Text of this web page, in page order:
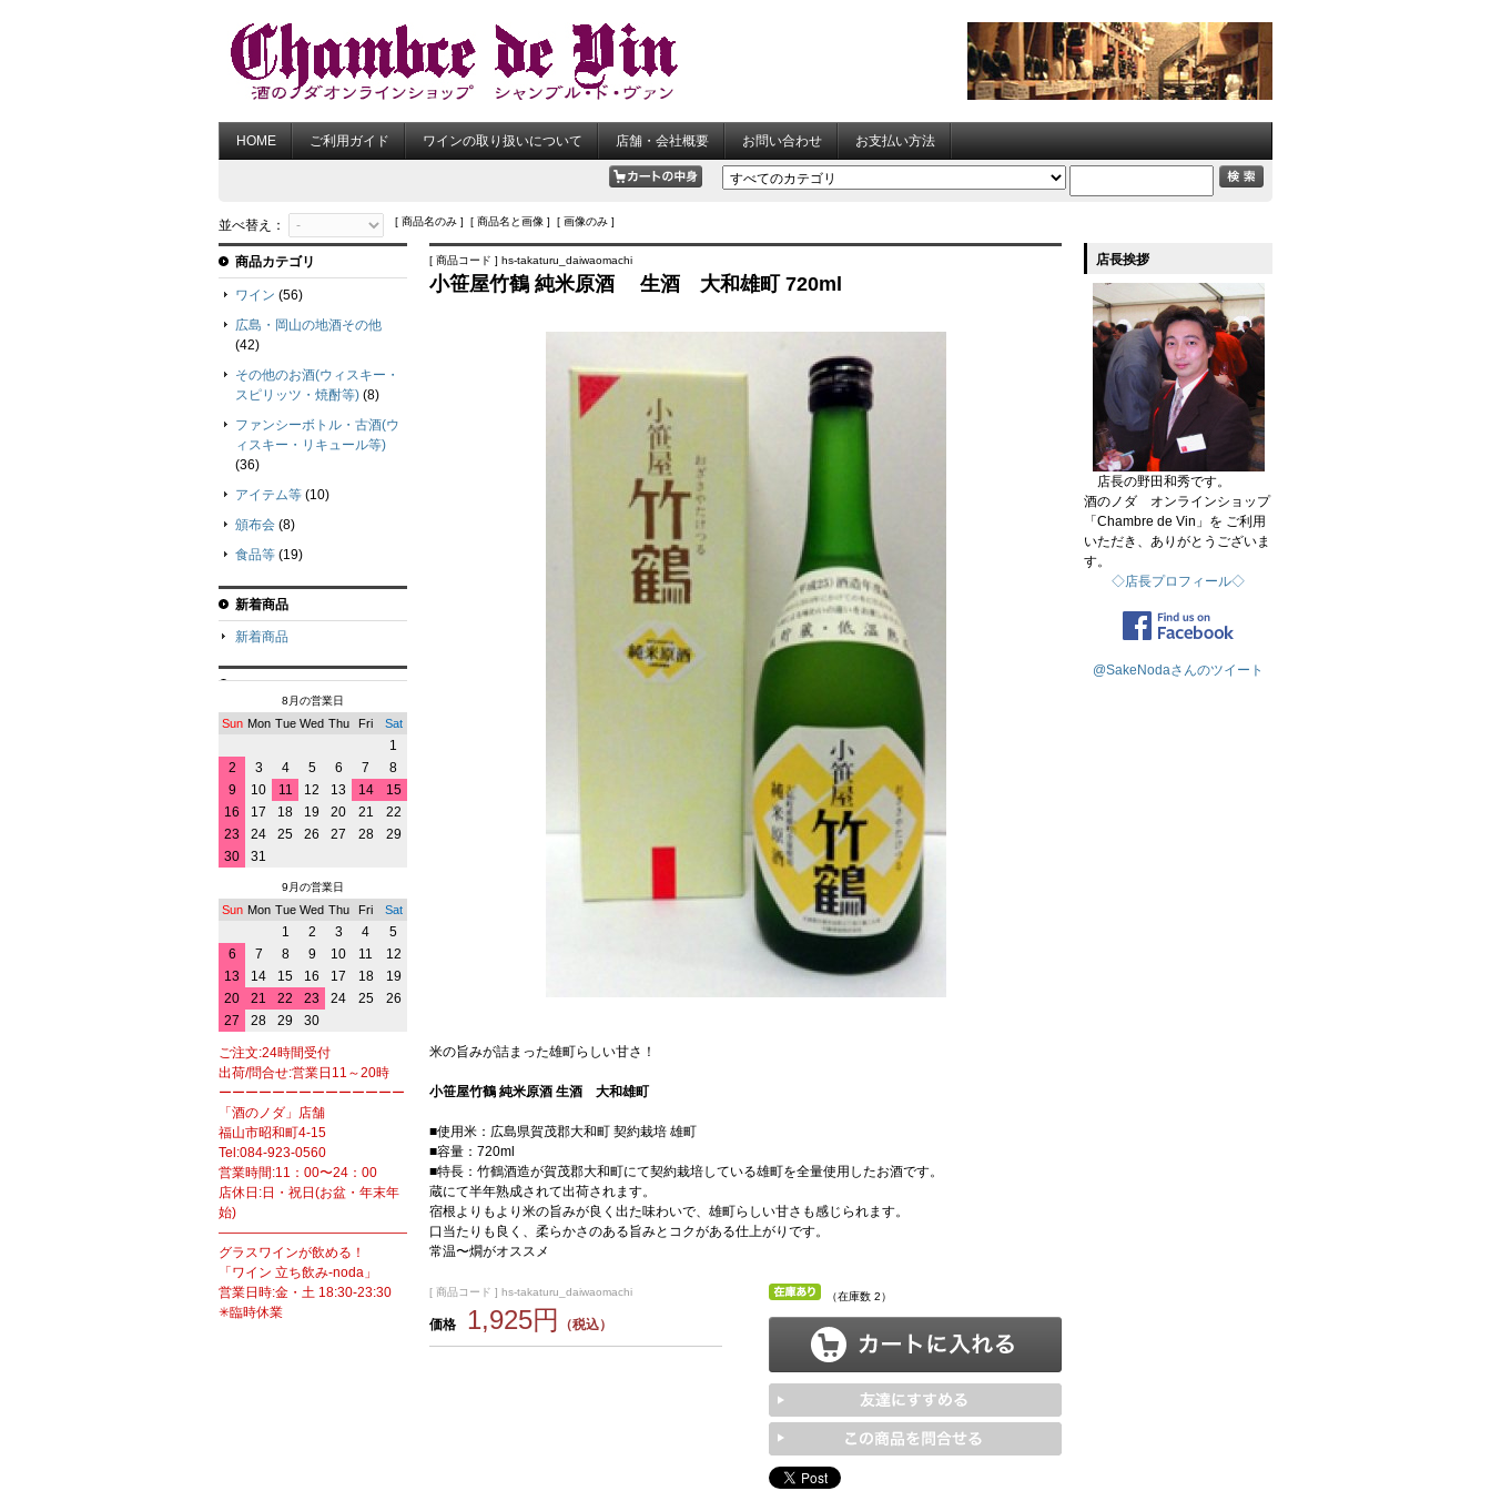
HOME ご利用ガイド ワインの取り扱いについて 店舗・会社概要 お問い合わせ お支払い方法
並べ替え： [ 商品名のみ ] [ 商品名と画像 ] [ 画像のみ ]
[ 商品コード ] hs-takaturu_daiwaomachi
小笹屋竹鶴 純米原酒 生酒 大和雄町 720ml
米の旨みが詰まった雄町らしい甘さ！
小笹屋竹鶴 純米原酒 生酒 大和雄町
■使用米：広島県賀茂郡大和町 契約栽培 雄町
■容量：720ml
■特長：竹鶴酒造が賀茂郡大和町にて契約栽培している雄町を全量使用したお酒です。
蔵にて半年熟成されて出荷されます。
宿根よりもより米の旨みが良く出た味わいで、雄町らしい甘さも感じられます。
口当たりも良く、柔らかさのある旨みとコクがある仕上がりです。
常温〜燗がオススメ
[ 商品コード ] hs-takaturu_daiwaomachi
価格 1,925円 （税込）
（在庫数 2）
商品カテゴリ
ワイン (56)
広島・岡山の地酒その他
(42)
その他のお酒(ウィスキー・
スピリッツ・焼酎等) (8)
ファンシーボトル・古酒(ウ
ィスキー・リキュール等)
(36)
アイテム等 (10)
頒布会 (8)
食品等 (19)
新着商品
新着商品
8月の営業日
Sun Mon Tue Wed Thu Fri Sat
1
2
3 4 5 6 7
8
9
10 11 12 13 14
15
16
17 18 19 20 21
22
23
24 25 26 27 28
29
30
31
9月の営業日
Sun Mon Tue Wed Thu Fri Sat
1 2 3 4
5
6
7 8 9 10 11
12
13
14 15 16 17 18
19
20
21 22 23 24 25
26
27
28 29 30
ご注文:24時間受付
出荷/問合せ:営業日11～20時
ーーーーーーーーーーーーーー
「酒のノダ」店舗
福山市昭和町4-15
Tel:084-923-0560
営業時間:11：00〜24：00
店休日:日・祝日(お盆・年末年
始)
――――――――――――――――――
グラスワインが飲める！
「ワイン 立ち飲み-noda」
営業日時:金・土 18:30-23:30
✳臨時休業
店長挨拶
店長の野田和秀です。
酒のノダ オンラインショップ
「Chambre de Vin」を ご利用
いただき、ありがとうございま
す。
◇店長プロフィール◇
@SakeNodaさんのツイート